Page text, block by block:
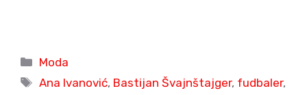
Categories
Moda
Tags
Ana Ivanović, Bastijan Švajnštajger, fudbaler,